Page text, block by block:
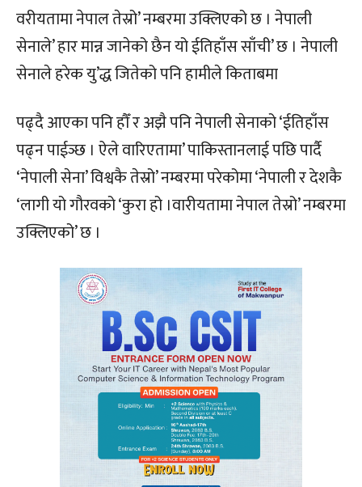
वरीयतामा नेपाल तेस्रो’ नम्बरमा उक्लिएको छ । नेपाली
सेनाले’ हार मान्न जानेको छैन यो ईतिहाँस साँची’ छ । नेपाली
सेनाले हरेक यु’द्ध जितेको पनि हामीले किताबमा
पढ्दै आएका पनि हौँ र अझै पनि नेपाली सेनाको ‘ईतिहाँस
पढ्न पाईञ्छ । ऐले वारिएतामा’ पाकिस्तानलाई पछि पार्दै
‘नेपाली सेना’ विश्वकै तेस्रो’ नम्बरमा परेकोमा ‘नेपाली र देशकै
‘लागी यो गौरवको ‘कुरा हो ।वारीयतामा नेपाल तेस्रो’ नम्बरमा
उक्लिएको’ छ ।